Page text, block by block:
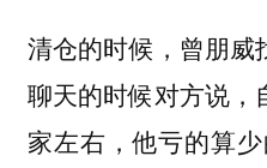
清仓的时候，曾朋威
聊天的时候对方说，
家左右，他亏的算